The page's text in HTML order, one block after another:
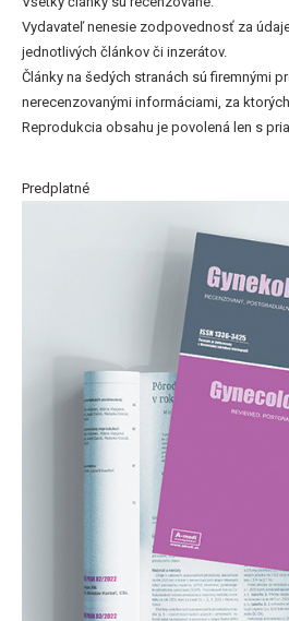
Vydavateľ nenesie zodpovednosť za
jednotlivých článkov či inzerátov.
Články na šedých stranách sú firemnými
nerecenzovanými informáciami, za
Reprodukcia obsahu je povolená len s
Predplatné